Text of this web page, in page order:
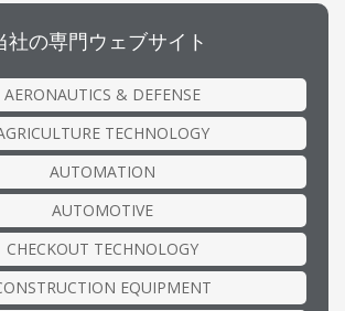
社の専門ウェブサイト
AERONAUTICS & DEFENSE
TECHNOLOGY
AUTOMATION
AUTOMOTIVE
CHECKOUT TECHNOLOGY
EQUIPMENT